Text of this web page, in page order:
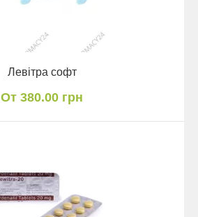
Левітра софт
От 380.00 грн